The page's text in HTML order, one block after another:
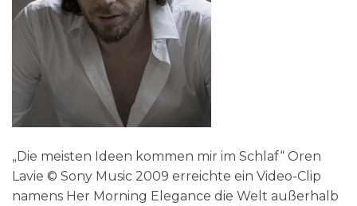
„Die meisten Ideen kommen mir im Schlaf“ Oren
Lavie © Sony Music 2009 erreichte ein Video-Clip
namens Her Morning Elegance die Welt außerhalb